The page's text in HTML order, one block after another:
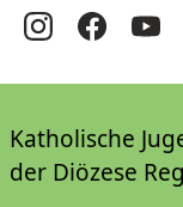
Katholische
der Diözese